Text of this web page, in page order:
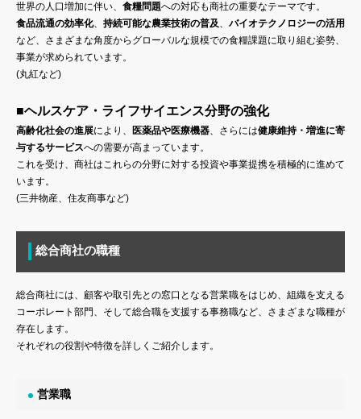
世界の人口増加に伴い、 食糧問題への対応も商社の重要なテーマです。
食品流通の効率化、 持続可能な農業技術の普及、 バイオテクノロジーの活用
など、さまざまな角度からグローバルな規模での食糧課題に取り組む姿勢、
事業が求められています。
(丸紅など)
■ヘルスケア・ライフサイエンス分野の強化
高齢化社会の進展により、 医薬品や医療機器、さらには健康維持・増進に寄
与するサービスへの需要が高まっています。
これを受け、商社はこれらの分野に対する投資や事業提携を積極的に進めて
います。
(三井物産、住友商事など)
総合商社の職種
総合商社には、顧客や取引先との窓口となる営業職をはじめ、組織を支える
コーポレート部門、そして総合職を支援する事務職など、さまざまな職種が
存在します。
それぞれの役割や特徴を詳しくご紹介します。
営業職